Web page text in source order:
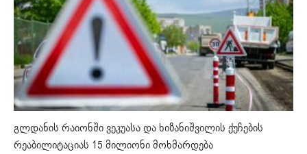
გლდანის რაიონში ვეკუასა და ხიზანიშვილის ქუჩების
რეაბილიტაციას 15 მილიონი მოხმარდება